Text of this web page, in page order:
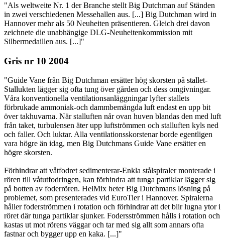
"Als weltweite Nr. 1 der Branche stellt Big Dutchman auf Ständen
in zwei verschiedenen Messehallen aus. [...] Big Dutchman wird in
Hannover mehr als 50 Neuheiten präsentieren. Gleich drei davon
zeichnete die unabhängige DLG-Neuheitenkommission mit
Silbermedaillen aus. [...]"
Gris nr 10 2004
"Guide Vane från Big Dutchman ersätter hög skorsten på stallet-
Stallukten lägger sig ofta tung över gården och dess omgivningar.
Våra konventionella ventilationsanläggningar lyfter stallets
förbrukade ammoniak-och dammbemängda luft endast en upp bit
över takhuvarna. När stalluften når ovan huven blandas den med luft
från taket, turbulensen äter upp luftströmmen och stalluften kyls ned
och faller. Och luktar. Alla ventilationsskorstenar borde egentligen
vara högre än idag, men Big Dutchmans Guide Vane ersätter en
högre skorsten.
Förhindrar att våtfodret sedimenterar-Enkla stålspiraler monterade i
rören till våtutfodringen, kan förhindra att tunga partiklar lägger sig
på botten av foderrören. HelMix heter Big Dutchmans lösning på
problemet, som presenterades vid EuroTier i Hannover. Spiralerna
håller foderströmmen i rotation och förhindrar att det blir lugna ytor i
röret där tunga partiklar sjunker. Fodersströmmen hålls i rotation och
kastas ut mot rörens väggar och tar med sig allt som annars ofta
fastnar och bygger upp en kaka. [...]"